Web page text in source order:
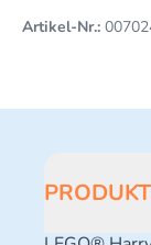
Artikel-Nr.: